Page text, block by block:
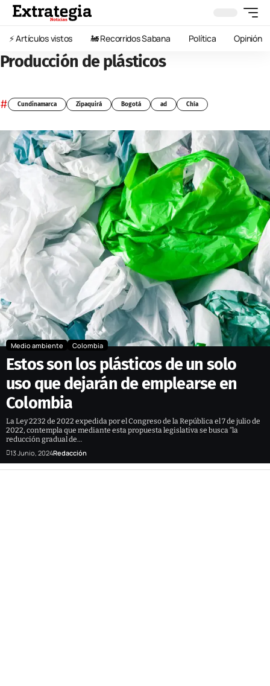
⚡️ Artículos vistos 🚂 Recorridos Sabana Política Opinión
Producción de plásticos
# Cundinamarca Zipaquirá Bogotá ad Chía
Medio ambiente Colombia
Estos son los plásticos de un solo
uso que dejarán de emplearse en
Colombia
La Ley 2232 de 2022 expedida por el Congreso de la República el 7 de julio de
2022, contempla que mediante esta propuesta legislativa se busca “la
reducción gradual de…
13 Junio, 2024Redacción